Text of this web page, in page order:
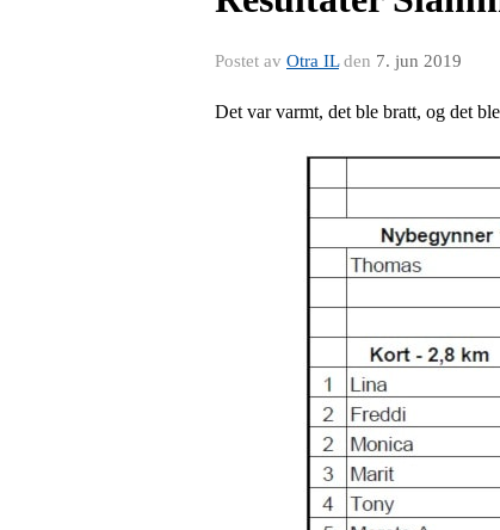
Postet av Otra ILden 7. jun 2019
Det var varmt, det ble bratt, og det